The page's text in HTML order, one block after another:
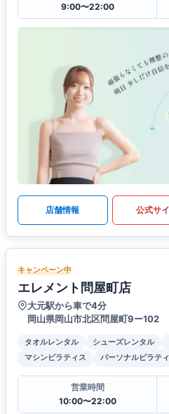
9:00〜22:00
店舗情報 公式サ
キャンペーン中
エレメント問屋町店
大元駅から車で4分
岡山県岡山市北区問屋町9ー102
タオルレンタル シューズレンタル
マシンピラティス
パーソナルピラテ
営業時間
10:00〜22:00